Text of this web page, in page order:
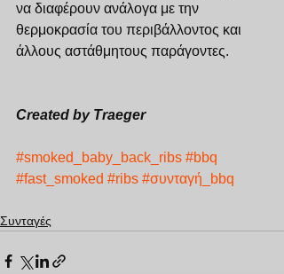
να διαφέρουν ανάλογα με την
θερμοκρασία του περιβάλλοντος και
άλλους αστάθμητους παράγοντες.
Created by Traeger
#smoked_baby_back_ribs #bbq
#fast_smoked #ribs #συνταγή_bbq
Συνταγές